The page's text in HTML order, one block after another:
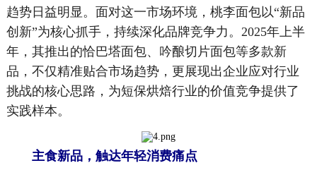
趋势日益明显。面对这一市场环境，桃李面包以“新品
创新”为核心抓手，持续深化品牌竞争力。2025年上半
年，其推出的恰巴塔面包、吟酿切片面包等多款新
品，不仅精准贴合市场趋势，更展现出企业应对行业
挑战的核心思路，为短保烘焙行业的价值竞争提供了
实践样本。
主食新品， 触达年轻消费痛点